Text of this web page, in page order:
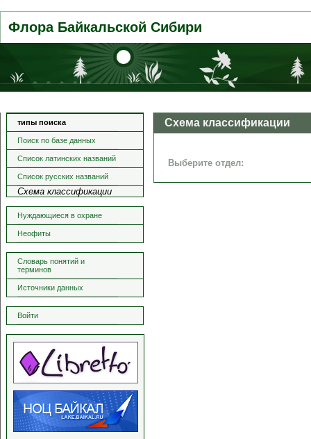
Флора Байкальской Сибири
типы поиска
Поиск по базе данных
Список латинских названий
Список русских названий
Схема классификации
Нуждающиеся в охране
Неофиты
Словарь понятий и
терминов
Источники данных
Войти
Схема классификации
Выберите отдел: